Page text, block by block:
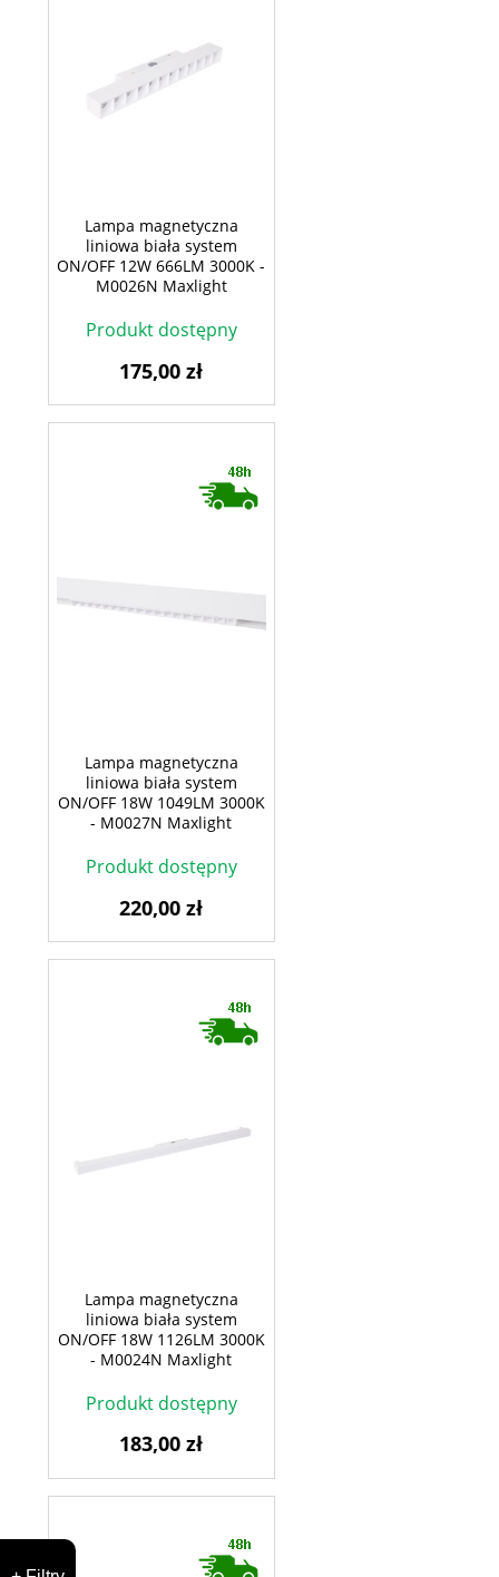
Lampa magnetyczna
liniowa biała system
ON/OFF 12W 666LM 3000K -
M0026N Maxlight
Produkt dostępny
175,00 zł
Lampa magnetyczna
liniowa biała system
ON/OFF 18W 1049LM 3000K
- M0027N Maxlight
Produkt dostępny
220,00 zł
Lampa magnetyczna
liniowa biała system
ON/OFF 18W 1126LM 3000K
- M0024N Maxlight
Produkt dostępny
183,00 zł